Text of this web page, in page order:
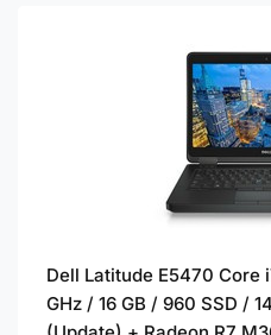
Dell Latitude E5470
GHz / 16 GB / 960 SSD /